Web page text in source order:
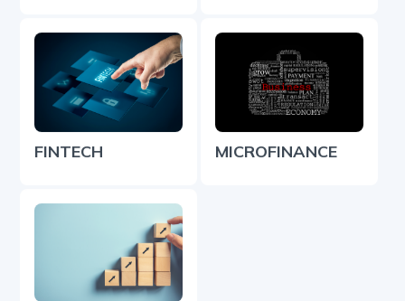
FINTECH MICROFINANCE